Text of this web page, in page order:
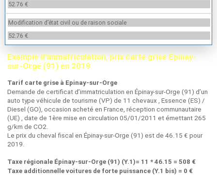
52.76 €
Modification d’état civil ou de raison sociale
52.76 €
Exemple d’immatriculation, prix carte grise Épinay-
sur-Orge (91) en 2019
Tarif carte grise à Epinay-sur-Orge
Demande de certificat d’immatriculation en Épinay-sur-Orge (91) d’un
auto type véhicule de tourisme (VP) de 11 chevaux , Essence (ES) /
Diesel (GO), occasion acheté en France, réception communautaire
(UE) , date de 1ère mise en circulation 05/01/2011 et émettant 265
g/km de CO2.
Le prix du cheval fiscal en Épinay-sur-Orge (91) est de 46.15 € pour
2019.
Taxe régionale Épinay-sur-Orge (91) (Y.1)= 11 * 46.15 = 508 €
Taxe additionnelle voitures de forte puissance (Y.1 bis) = 0 €